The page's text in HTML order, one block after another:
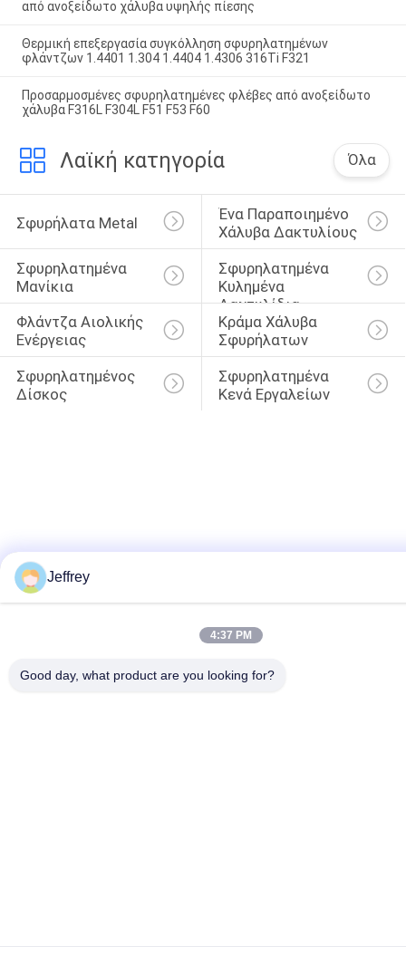
από ανοξείδωτο χάλυβα υψηλής πίεσης
Θερμική επεξεργασία συγκόλληση σφυρηλατημένων
φλάντζων 1.4401 1.304 1.4404 1.4306 316Ti F321
Προσαρμοσμένες σφυρηλατημένες φλέβες από ανοξείδωτο
χάλυβα F316L F304L F51 F53 F60
Λαϊκή κατηγορία Όλα
Σφυρήλατα Metal
Ένα Παραποιημένο
Χάλυβα Δακτυλίους
Σφυρηλατημένα
Μανίκια
Σφυρηλατημένα
Κυλημένα
Δαχτυλίδια
Φλάντζα Αιολικής
Ενέργειας
Κράμα Χάλυβα
Σφυρήλατων
Σφυρηλατημένος
Δίσκος
Σφυρηλατημένα
Κενά Εργαλείων
Jeffrey
4:37 PM
Good day, what product are you looking for?